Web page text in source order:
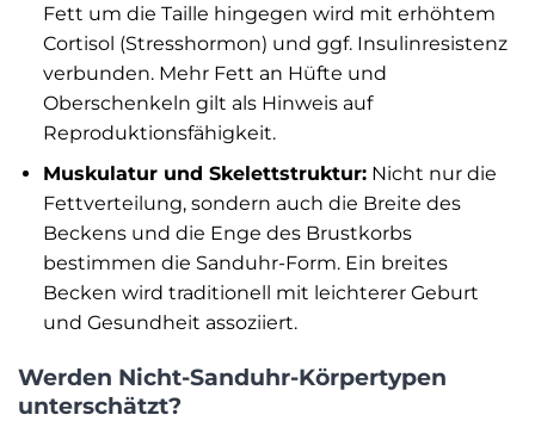
Fett um die Taille hingegen wird mit erhöhtem
Cortisol (Stresshormon) und ggf. Insulinresistenz
verbunden. Mehr Fett an Hüfte und
Oberschenkeln gilt als Hinweis auf
Reproduktionsfähigkeit.
Muskulatur und Skelettstruktur:Nicht nur die
Fettverteilung, sondern auch die Breite des
Beckens und die Enge des Brustkorbs
bestimmen die Sanduhr-Form. Ein breites
Becken wird traditionell mit leichterer Geburt
und Gesundheit assoziiert.
Werden Nicht-Sanduhr-Körpertypen
unterschätzt?